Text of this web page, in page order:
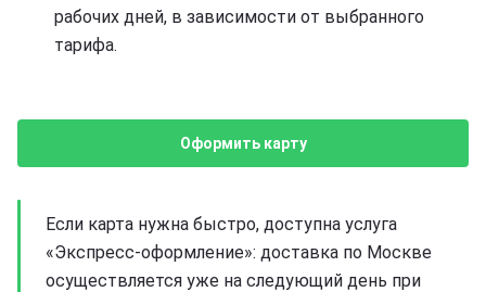
рабочих дней, в зависимости от выбранного
тарифа.
Оформить карту
Если карта нужна быстро, доступна услуга
«Экспресс-оформление»: доставка по Москве
осуществляется уже на следующий день при